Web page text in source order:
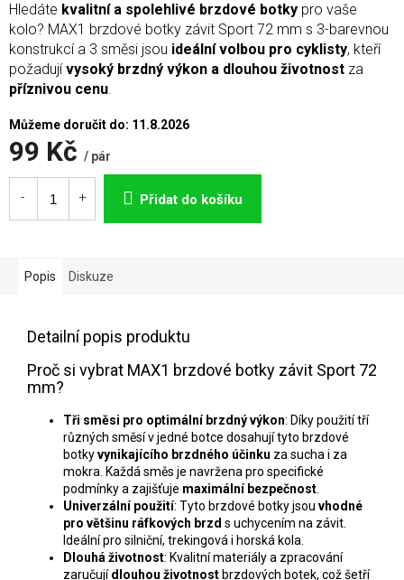
99 Kč / pár
Měrná
cena:
Můžeme doručit do: 11.8.2026
Přidat do košíku
Hledáte kvalitní a spolehlivé brzdové botky pro vaše
kolo? MAX1 brzdové botky závit Sport 72 mm s 3-barevnou
konstrukcí a 3 směsi jsou ideální volbou pro cyklisty, kteří
požadujívysoký brzdný výkon a dlouhou životnost za
příznivou cenu.
Popis Diskuze
Detailní popis produktu
Proč si vybrat MAX1 brzdové botky závit Sport 72
mm?
Tři směsi pro optimální brzdný výkon: Díky použití tří
různých směsí v jedné botce dosahují tyto brzdové
botkyvynikajícího brzdného účinku za sucha i za
mokra. Každá směs je navržena pro specifické
podmínky a zajišťuje maximální bezpečnost
Univerzální použití: Tyto brzdové botky jsou vhodné
pro většinu ráfkových brzd s uchycením na závit.
Ideální pro silniční, trekingová i horská kola.
Dlouhá životnost: Kvalitní materiály a zpracování
zaručujídlouhou životnost brzdových botek, což šetří